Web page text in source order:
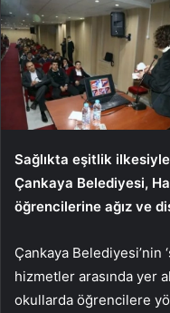
Sağlıkta eşitlik
Çankaya Belediyesi,
öğrencilerine ağız ve
Çankaya Belediyesi’nin
hizmetler arasında yer
okullarda öğrencilere